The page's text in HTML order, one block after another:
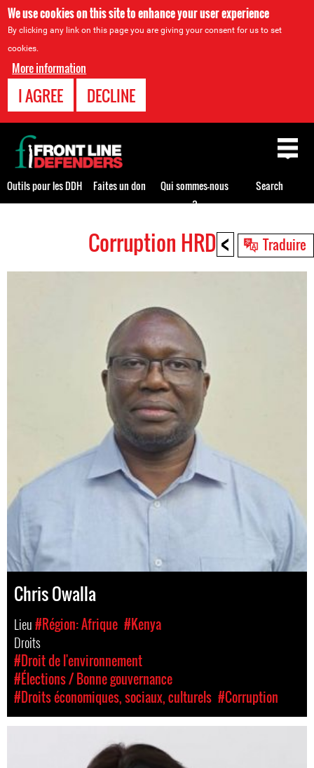
We use cookies on this site to enhance your user experience
By clicking any link on this page you are giving your consent for us to set
cookies.
More information
I AGREE DECLINE
< Traduire
top
Corruption HRDs
Chris Owalla
Lieu#Région: Afrique #Kenya
Droits
#Droit de l'environnement
#Élections / Bonne gouvernance
#Droits économiques, sociaux, culturels #Corruption
Back
to
top
Outils pour les DDH Faites un don
Qui sommes-nous
?
Search